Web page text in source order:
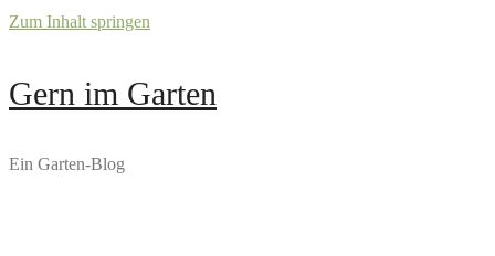
Zum Inhalt springen
Gern im Garten
Ein Garten-Blog